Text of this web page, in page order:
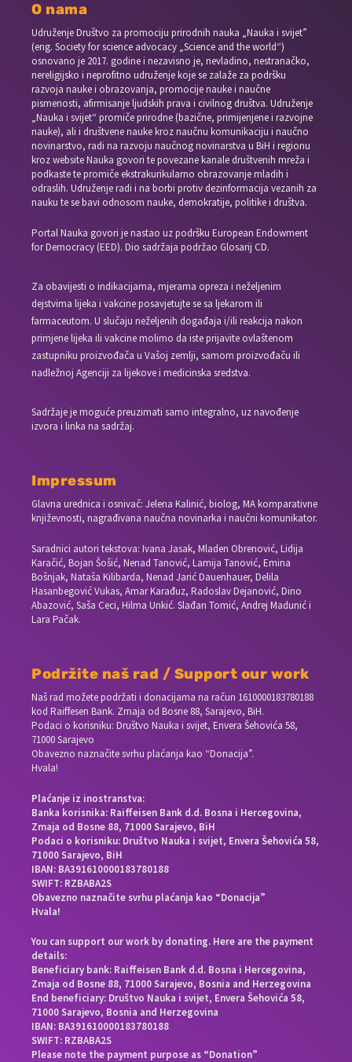
O nama
Udruženje Društvo za promociju prirodnih nauka „Nauka i svijet”
(eng. Society for science advocacy „Science and the world“)
osnovano je 2017. godine i nezavisno je, nevladino, nestranačko,
nereligijsko i neprofitno udruženje koje se zalaže za podršku
razvoja nauke i obrazovanja, promocije nauke i naučne
pismenosti, afirmisanje ljudskih prava i civilnog društva. Udruženje
„Nauka i svijet“ promiče prirodne (bazične, primijenjene i razvojne
nauke), ali i društvene nauke kroz naučnu komunikaciju i naučno
novinarstvo, radi na razvoju naučnog novinarstva u BiH i regionu
kroz website Nauka govori te povezane kanale društvenih mreža i
podkaste te promiče ekstrakurikularno obrazovanje mladih i
odraslih. Udruženje radi i na borbi protiv dezinformacija vezanih za
nauku te se bavi odnosom nauke, demokratije, politike i društva.
Portal Nauka govori je nastao uz podršku European Endowment
for Democracy (EED). Dio sadržaja podržao Glosarij CD.
Za obavijesti o indikacijama, mjerama opreza i neželjenim
dejstvima lijeka i vakcine posavjetujte se sa ljekarom ili
farmaceutom. U slučaju neželjenih događaja i/ili reakcija nakon
primjene lijeka ili vakcine molimo da iste prijavite ovlaštenom
zastupniku proizvođača u Vašoj zemlji, samom proizvođaču ili
nadležnoj Agenciji za lijekove i medicinska sredstva.
Sadržaje je moguće preuzimati samo integralno, uz navođenje
izvora i linka na sadržaj.
Impressum
Glavna urednica i osnivač: Jelena Kalinić, biolog, MA komparativne
književnosti, nagrađivana naučna novinarka i naučni komunikator.
Saradnici autori tekstova: Ivana Jasak, Mladen Obrenović, Lidija
Karačić, Bojan Šošić, Nenad Tanović, Lamija Tanović, Emina
Bošnjak, Nataša Kilibarda, Nenad Jarić Dauenhauer, Delila
Hasanbegović Vukas, Amar Karađuz, Radoslav Dejanović, Dino
Abazović, Saša Ceci, Hilma Unkić. Slađan Tomić, Andrej Madunić i
Lara Pačak.
Podržite naš rad / Support our work
Naš rad možete podržati i donacijama na račun 1610000183780188
kod Raiffesen Bank. Zmaja od Bosne 88, Sarajevo, BiH.
Podaci o korisniku: Društvo Nauka i svijet, Envera Šehovića 58,
71000 Sarajevo
Obavezno naznačite svrhu plaćanja kao “Donacija”.
Hvala!
Plaćanje iz inostranstva:
Banka korisnika: Raiffeisen Bank d.d. Bosna i Hercegovina,
Zmaja od Bosne 88, 71000 Sarajevo, BiH
Podaci o korisniku: Društvo Nauka i svijet, Envera Šehovića 58,
71000 Sarajevo, BiH
IBAN: BA391610000183780188
SWIFT: RZBABA2S
Obavezno naznačite svrhu plaćanja kao “Donacija”
Hvala!
You can support our work by donating. Here are the payment
details:
Beneficiary bank: Raiffeisen Bank d.d. Bosna i Hercegovina,
Zmaja od Bosne 88, 71000 Sarajevo, Bosnia and Herzegovina
End beneficiary: Društvo Nauka i svijet, Envera Šehovića 58,
71000 Sarajevo, Bosnia and Herzegovina
IBAN: BA391610000183780188
SWIFT: RZBABA2S
Please note the payment purpose as “Donation”